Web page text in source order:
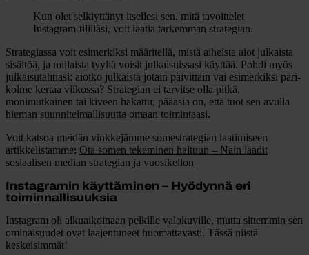
Kun olet selkiyttänyt itsellesi sen, mitä tavoittelet
Instagram-tililläsi, voit laatia tarkemman strategian.
Strategiassa voit esimerkiksi määritellä, mistä aiheista aiot julkaista
sisältöä, ja millaista tyyliä voisit julkaisuissasi käyttää. Pohdi myös
julkaisutahtiasi: aiotko julkaista jotain päivittäin vai esimerkiksi pari-
kolme kertaa viikossa? Strategian ei tarvitse olla pitkä,
monimutkainen tai kiveen hakattu; pääasia on, että tuot sen avulla
hieman suunnitelmallisuutta omaan toimintaasi.
Voit katsoa meidän vinkkejämme somestrategian laatimiseen
artikkelistamme: Ota somen tekeminen haltuun – Näin laadit
sosiaalisen median strategian ja vuosikellon
Instagramin käyttäminen – Hyödynnä eri
toiminnallisuuksia
Instagram oli alkuaikoinaan pelkille valokuville, mutta sittemmin sen
ominaisuudet ovat laajentuneet huomattavasti. Tässä niistä
keskeisimmät!